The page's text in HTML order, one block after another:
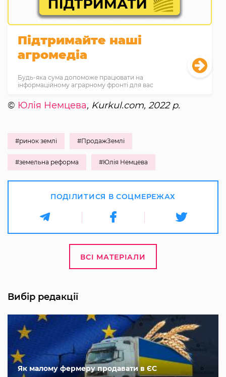
Підтримайте наші
агромедіа
Будь-яка сума допоможе працювати на
інформаційному аграрному фронті для вас
© Юлія Немцева, Kurkul.com, 2022 р.
#ринок землі #ПродажЗемлі
#земельна реформа #Юлія Немцева
ПОДІЛИТИСЯ В СОЦМЕРЕЖАХ
ВСІ МАТЕРІАЛИ
Вибір редакції
Як малому фермеру продавати в ЄС